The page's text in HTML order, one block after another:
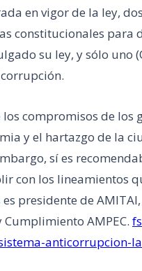
en vigor de la ley,
constitucionales para
su ley, y sólo uno
compromisos de
y el hartazgo de la
sí es
con los lineamientos
presidente de
AMPEC.
anticorrupcion-